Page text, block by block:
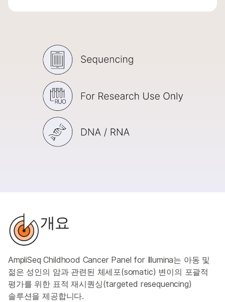
개요
AmpliSeq Childhood Cancer Panel for Illumina는 아동 및
젊은 성인의 암과 관련된 체세포(somatic) 변이의 포괄적
평가를 위한 표적 재시퀀싱(targeted resequencing)
솔루션을 제공합니다.